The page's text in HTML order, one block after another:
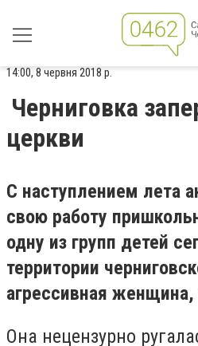
14:00, 8 червня 2018 р.
Черниговка
церкви
С наступлением лета
свою работу
одну из групп детей
территории
агрессивная
Она нецензурно